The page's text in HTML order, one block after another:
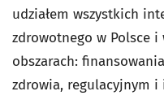
udziałem wszystkich
zdrowotnego w Polsce
obszarach:
zdrowia, regulacyjnym i